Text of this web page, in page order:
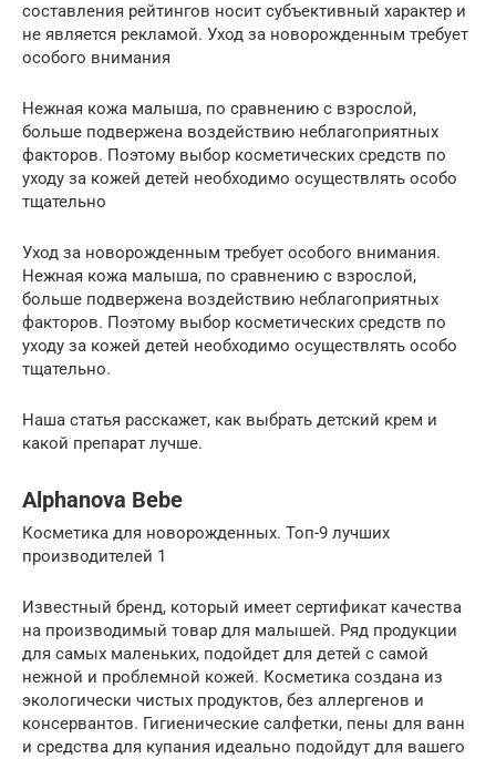
составления рейтингов носит субъективный характер и
не является рекламой. Уход за новорожденным требует
особого внимания
Нежная кожа малыша, по сравнению с взрослой,
больше подвержена воздействию неблагоприятных
факторов. Поэтому выбор косметических средств по
уходу за кожей детей необходимо осуществлять особо
тщательно
Уход за новорожденным требует особого внимания.
Нежная кожа малыша, по сравнению с взрослой,
больше подвержена воздействию неблагоприятных
факторов. Поэтому выбор косметических средств по
уходу за кожей детей необходимо осуществлять особо
тщательно.
Наша статья расскажет, как выбрать детский крем и
какой препарат лучше.
Alphanova Bebe
Косметика для новорожденных. Топ-9 лучших
производителей 1
Известный бренд, который имеет сертификат качества
на производимый товар для малышей. Ряд продукции
для самых маленьких, подойдет для детей с самой
нежной и проблемной кожей. Косметика создана из
экологически чистых продуктов, без аллергенов и
консервантов. Гигиенические салфетки, пены для ванн
и средства для купания идеально подойдут для вашего